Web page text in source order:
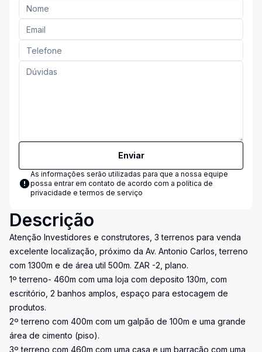
Enviar
As informações serão utilizadas para que a nossa equipe
possa entrar em contato de acordo com a política de
privacidade e termos de serviço
Descrição
Atenção Investidores e construtores, 3 terrenos para venda
excelente localização, próximo da Av. Antonio Carlos, terreno
com 1300m e de área util 500m. ZAR -2, plano.
1º terreno- 460m com uma loja com deposito 130m, com
escritório, 2 banhos amplos, espaço para estocagem de
produtos.
2º terreno com 400m com um galpão de 100m e uma grande
área de cimento (piso).
3º terreno com 460m com uma casa e um barracão com uma